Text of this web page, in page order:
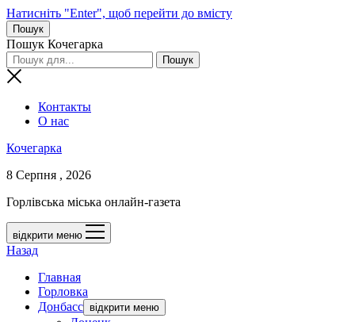
Натисніть "Enter", щоб перейти до вмісту
Пошук
Пошук Кочегарка
Контакты
О нас
Кочегарка
8 Серпня , 2026
Горлівська міська онлайн-газета
відкрити меню
Назад
Главная
Горловка
Донбасс відкрити меню